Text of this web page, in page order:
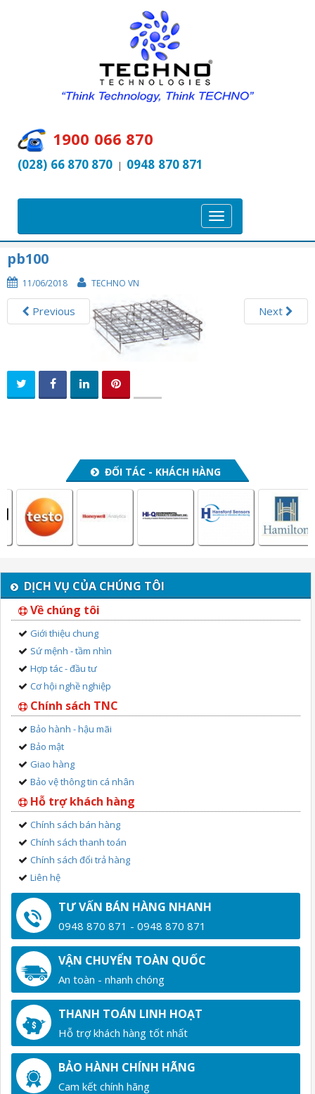
1900 066 870
(028) 66 870 870 | 0948 870 871
T
o
o
n
pb100
11/06/2018 TECHNO VN
Previous Next
ĐỐI TÁC - KHÁCH HÀNG
DỊCH VỤ CỦA CHÚNG TÔI
Về chúng tôi
Giới thiệu chung
Sứ mệnh - tầm nhìn
Hợp tác - đầu tư
Cơ hội nghề nghiệp
Chính sách TNC
Bảo hành - hậu mãi
Bảo mật
Giao hàng
Bảo vệ thông tin cá nhân
Hỗ trợ khách hàng
Chính sách bán hàng
Chính sách thanh toán
Chính sách đổi trả hàng
Liên hệ
TƯ VẤN BÁN HÀNG NHANH
0948 870 871 - 0948 870 871
VẬN CHUYỂN TOÀN QUỐC
An toàn - nhanh chóng
THANH TOÁN LINH HOẠT
Hỗ trợ khách hàng tốt nhất
BẢO HÀNH CHÍNH HÃNG
Cam kết chính hãng